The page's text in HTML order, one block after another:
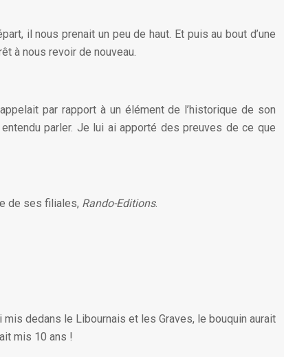
il nous prenait un peu de haut. Et puis au bout d’une
à nous revoir de nouveau.
par rapport à un élément de l’historique de son
parler. Je lui ai apporté des preuves de ce que
de ses filiales, Rando-Editions.
dedans le Libournais et les Graves, le bouquin aurait
mis 10 ans !